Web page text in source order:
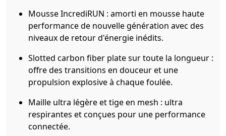
Mousse IncrediRUN : amorti en mousse haute
performance de nouvelle génération avec des
niveaux de retour d'énergie inédits.
Slotted carbon fiber plate sur toute la longueur :
offre des transitions en douceur et une
propulsion explosive à chaque foulée.
Maille ultra légère et tige en mesh : ultra
respirantes et conçues pour une performance
connectée.